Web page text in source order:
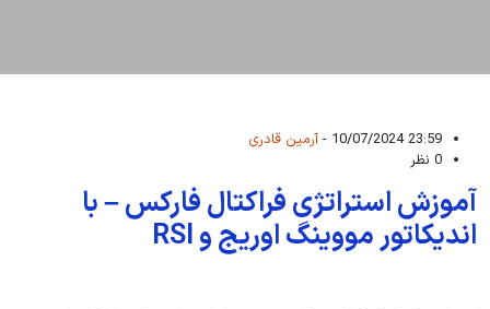
23:59 10/07/2024 -
آرمین قادری
0 نظر
آموزش استراتژی فراکتال فارکس – با
اندیکاتور مووینگ اوریج و RSI